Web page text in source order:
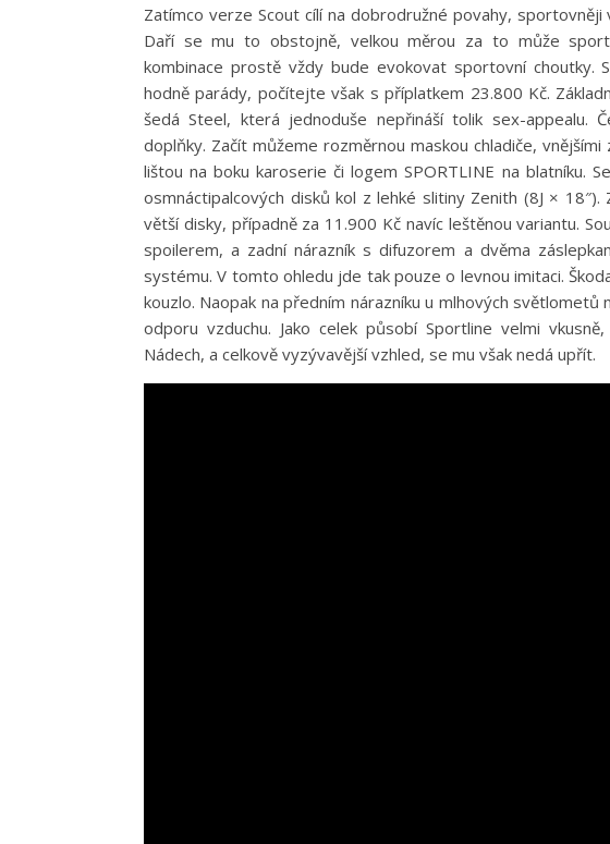
Zatímco verze Scout cílí na dobrodružné povahy,
Daří se mu to obstojně, velkou měrou za to může
kombinace prostě vždy bude evokovat sportovní choutky.
hodně parády, počítejte však s příplatkem 23.800 Kč.
šedá Steel, která jednoduše nepřináší tolik sex-appealu.
doplňky. Začít můžeme rozměrnou maskou chladiče,
lištou na boku karoserie či logem SPORTLINE na blatníku.
osmnáctipalcových disků kol z lehké slitiny Zenith (8J ×
větší disky, případně za 11.900 Kč navíc leštěnou variantu.
spoilerem, a zadní nárazník s difuzorem a dvěma
systému. V tomto ohledu jde tak pouze o levnou imitaci.
kouzlo. Naopak na předním nárazníku u mlhových
odporu vzduchu. Jako celek působí Sportline velmi
Nádech, a celkově vyzývavější vzhled, se mu však nedá upřít.